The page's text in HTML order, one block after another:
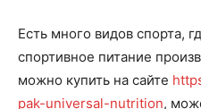
Есть много видов спорта,
спортивное питание
можно купить на сайте
pak-universal-nutrition,